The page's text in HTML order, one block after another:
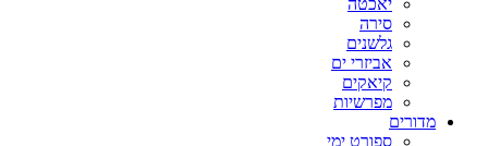
יאכטה
סירה
גלשנים
אביזרי ים
קיאקים
מפרשיות
מדורים
ספורט ימי